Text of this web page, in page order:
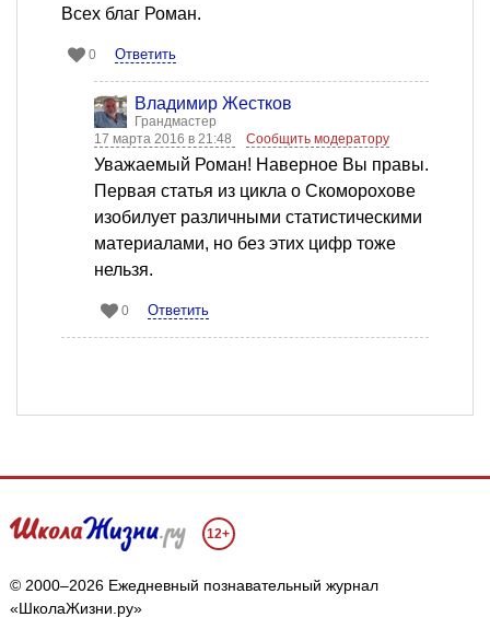
Всех благ Роман.
0 Ответить
Владимир Жестков
Грандмастер
17 марта 2016 в 21:48
Сообщить модератору
Уважаемый Роман! Наверное Вы правы.
Первая статья из цикла о Скоморохове
изобилует различными статистическими
материалами, но без этих цифр тоже
нельзя.
0 Ответить
12+
© 2000–2026 Ежедневный познавательный журнал
«ШколаЖизни.ру»